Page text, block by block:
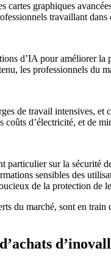
cartes graphiques
travaillant
d’IA pour améliorer
les professionnels du
de travail intensives,
d’électricité, et de
sur la sécurité
sensibles des
de la protection de
du marché, sont en